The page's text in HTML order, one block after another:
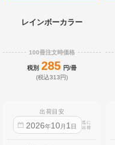
レインボーカラー
100冊注文時価格
税別 285 円/冊
(税込313円)
出荷目安
2026年10月 1 日
迄に
出荷